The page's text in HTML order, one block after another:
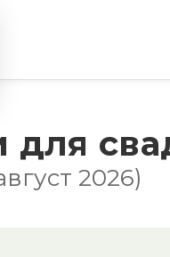
для
2026)